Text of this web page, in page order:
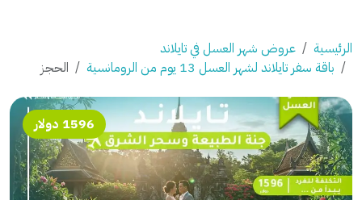
الرئيسية
عروض شهر العسل في تايلاند
باقة سفر تايلاند لشهر العسل 13 يوم من الرومانسية
الحجز
1596 دولار